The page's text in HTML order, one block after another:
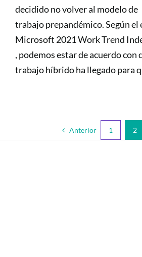
decidido no volver al modelo de
trabajo prepandémico. Según el
Microsoft 2021 Work Trend
, podemos estar de acuerdo con
trabajo híbrido ha llegado para
Anterior 1 2